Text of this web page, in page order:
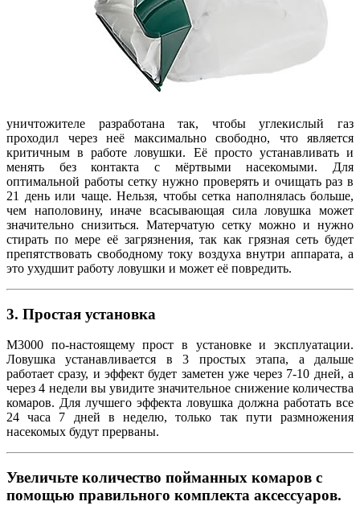
уничтожителе разработана так, чтобы углекислый газ
проходил через неё максимально свободно, что является
критичным в работе ловушки. Её просто устанавливать и
менять без контакта с мёртвыми насекомыми. Для
оптимальной работы сетку нужно проверять и очищать раз в
21 день или чаще. Нельзя, чтобы сетка наполнялась больше,
чем наполовину, иначе всасывающая сила ловушка может
значительно снизиться. Матерчатую сетку можно и нужно
стирать по мере её загрязнения, так как грязная сеть будет
препятствовать свободному току воздуха внутри аппарата, а
это ухудшит работу ловушки и может её повредить.
3. Простая установка
M3000 по-настоящему прост в установке и эксплуатации.
Ловушка устанавливается в 3 простых этапа, а дальше
работает сразу, и эффект будет заметен уже через 7-10 дней, а
через 4 недели вы увидите значительное снижение количества
комаров. Для лучшего эффекта ловушка должна работать все
24 часа 7 дней в неделю, только так пути размножения
насекомых будут прерваны.
Увеличьте количество пойманных комаров с
помощью правильного комплекта аксессуаров.